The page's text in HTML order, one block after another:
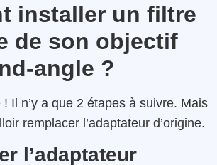
installer un filtre
de son objectif
angle ?
! Il n’y a que 2 étapes à suivre. Mais
remplacer l’adaptateur d’origine.
l’adaptateur